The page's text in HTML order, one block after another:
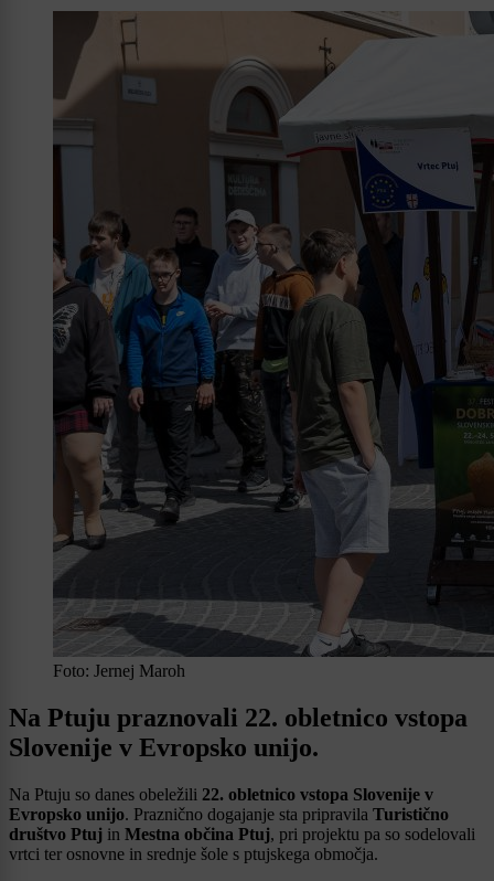
Foto: Jernej Maroh
Na Ptuju praznovali 22. obletnico vstopa
Slovenije v Evropsko unijo.
Na Ptuju so danes obeležili 22. obletnico vstopa Slovenije v
Evropsko unijo. Praznično dogajanje sta pripravila Turistično
društvo Ptuj in Mestna občina Ptuj, pri projektu pa so sodelovali
vrtci ter osnovne in srednje šole s ptujskega območja.